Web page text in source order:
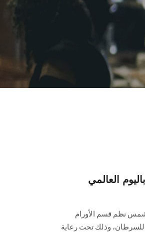
العالمي
نظم قسم الأورام
للسرطان، وذلك تحت رعاية